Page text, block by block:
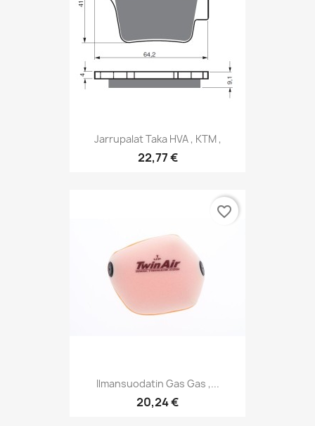
Jarrupalat Taka HVA , KTM ,
22,77 €
Ilmansuodatin Gas Gas ,...
20,24 €
favorite_border